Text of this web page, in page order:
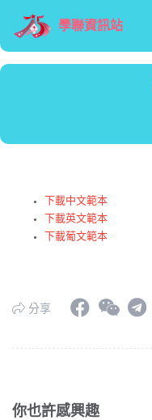
學聯資訊站
下載中文範本
下載英文範本
下載葡文範本
分享
你也許感興趣